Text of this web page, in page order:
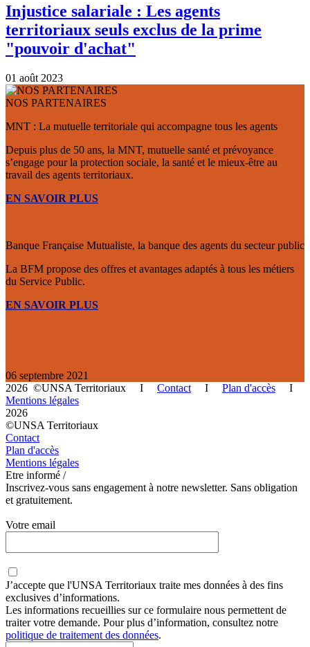
Injustice salariale : Les agents
territoriaux seuls exclus de la prime
"pouvoir d'achat"
01 août 2023
NOS PARTENAIRES
MNT : La mutuelle territoriale qui accompagne tous les agents
Depuis plus de 50 ans, la MNT, mutuelle santé et prévoyance
s’engage pour la protection sociale, la santé et le mieux-être au
travail des agents territoriaux.
EN SAVOIR PLUS
Banque Française Mutualiste, la banque des agents du secteur public
La BFM propose des offres et avantages adaptés à tous les métiers
du Service Public.
EN SAVOIR PLUS
06 septembre 2021
2026 ©UNSA Territoriaux I Contact I Plan d'accès I
Mentions légales
2026
©UNSA Territoriaux
Contact
Plan d'accès
Mentions légales
Etre informé /
Inscrivez-vous sans engagement à notre newsletter. Sans obligation
et gratuitement.
Votre email
J’accepte que l'UNSA Territoriaux traite mes données à des fins
exclusives d’informations.
Les informations recueillies sur ce formulaire nous permettent de
traiter votre demande. Pour plus d’information, consultez notre
politique de traitement des données.